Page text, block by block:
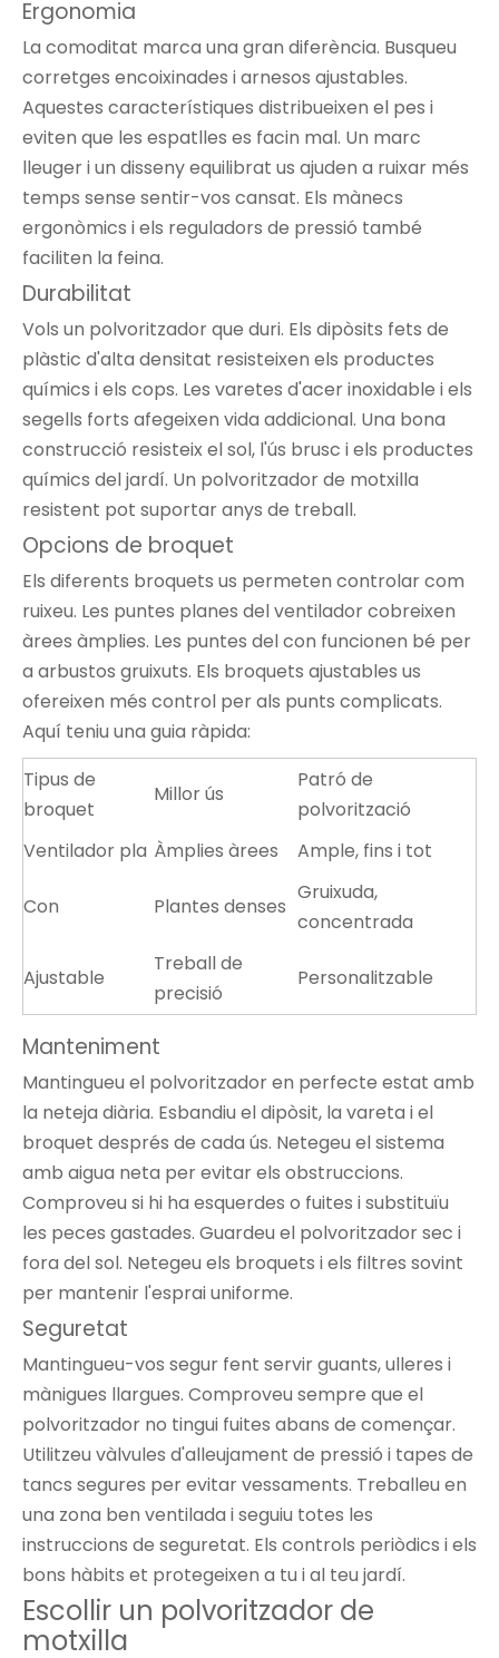
Ergonomia
La comoditat marca una gran diferència. Busqueu
corretges encoixinades i arnesos ajustables.
Aquestes característiques distribueixen el pes i
eviten que les espatlles es facin mal. Un marc
lleuger i un disseny equilibrat us ajuden a ruixar més
temps sense sentir-vos cansat. Els mànecs
ergonòmics i els reguladors de pressió també
faciliten la feina.
Durabilitat
Vols un polvoritzador que duri. Els dipòsits fets de
plàstic d'alta densitat resisteixen els productes
químics i els cops. Les varetes d'acer inoxidable i els
segells forts afegeixen vida addicional. Una bona
construcció resisteix el sol, l'ús brusc i els productes
químics del jardí. Un polvoritzador de motxilla
resistent pot suportar anys de treball.
Opcions de broquet
Els diferents broquets us permeten controlar com
ruixeu. Les puntes planes del ventilador cobreixen
àrees àmplies. Les puntes del con funcionen bé per
a arbustos gruixuts. Els broquets ajustables us
ofereixen més control per als punts complicats.
Aquí teniu una guia ràpida:
Tipus de
broquet
Millor ús
Patró de
polvorització
Ventilador pla Àmplies àrees Ample, fins i tot
Con Plantes denses
Gruixuda,
concentrada
Ajustable
Treball de
precisió
Personalitzable
Manteniment
Mantingueu el polvoritzador en perfecte estat amb
la neteja diària. Esbandiu el dipòsit, la vareta i el
broquet després de cada ús. Netegeu el sistema
amb aigua neta per evitar els obstruccions.
Comproveu si hi ha esquerdes o fuites i substituïu
les peces gastades. Guardeu el polvoritzador sec i
fora del sol. Netegeu els broquets i els filtres sovint
per mantenir l'esprai uniforme.
Seguretat
Mantingueu-vos segur fent servir guants, ulleres i
mànigues llargues. Comproveu sempre que el
polvoritzador no tingui fuites abans de començar.
Utilitzeu vàlvules d'alleujament de pressió i tapes de
tancs segures per evitar vessaments. Treballeu en
una zona ben ventilada i seguiu totes les
instruccions de seguretat. Els controls periòdics i els
bons hàbits et protegeixen a tu i al teu jardí.
Escollir un polvoritzador de
motxilla